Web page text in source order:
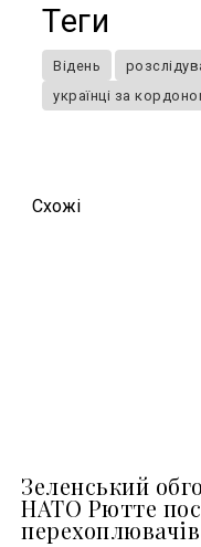
Теги
Відень
українці за
Схожi
Зеленський
НАТО Рютте